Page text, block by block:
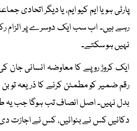
پارٹی ہو یا ایم کیو ایم، یا دیگر
رہے ہیں۔ اب سب ایک دوسرے پر الزام
نہیں ہو سکتے۔
ایک کروڑ روپے کا معاوضہ انسانی جان
رقم ضمیر کو مطمئن کرنے کا ذریعہ تو
دکانیں کس نے بنوائیں، کس نے اجازت